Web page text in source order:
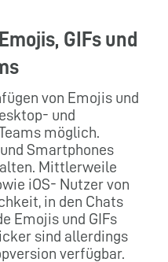
GIFs und
von Emojis und
und
möglich.
Smartphones
Mittlerweile
iOS- Nutzer von
in den Chats
Emojis und GIFs
sind allerdings
verfügbar.